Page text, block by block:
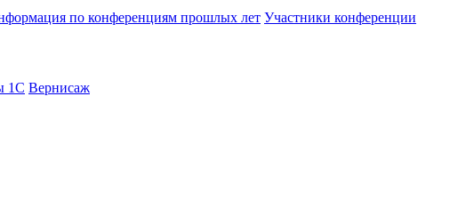
по конференциям прошлых лет Участники конференции
1С Вернисаж